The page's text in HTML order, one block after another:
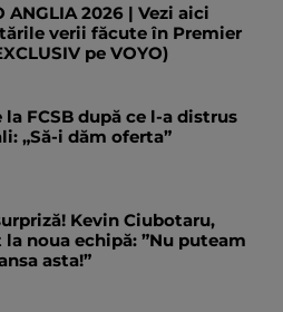
ANGLIA 2026 | Vezi aici
verii făcute în Premier
pe VOYO)
la FCSB după ce l-a distrus
„Să-i dăm oferta”
Kevin Ciubotaru,
noua echipă: ”Nu puteam
asta!”